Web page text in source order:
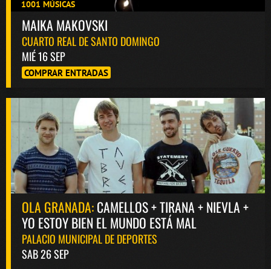
1001 MÚSICAS
MAIKA MAKOVSKI
CUARTO REAL DE SANTO DOMINGO
MIÉ 16 SEP
COMPRAR ENTRADAS
OLA GRANADA:CAMELLOS + TIRANA + NIEVLA +
YO ESTOY BIEN EL MUNDO ESTÁ MAL
PALACIO MUNICIPAL DE DEPORTES
SAB 26 SEP